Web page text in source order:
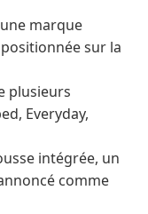
marque
sur la
plusieurs
Everyday,
intégrée, un
comme